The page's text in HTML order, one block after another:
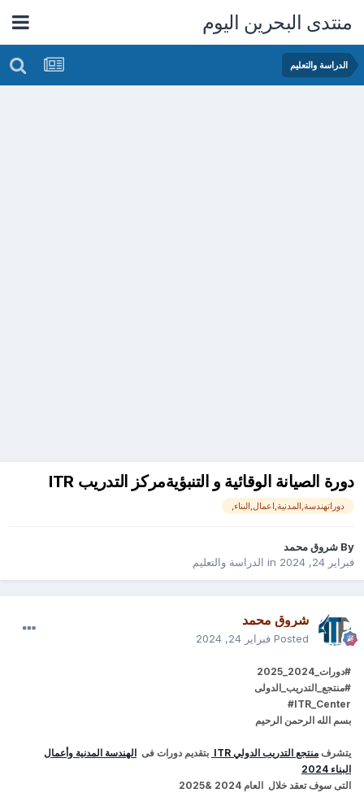
منتدى البحرين اليوم
الدراسة والتعليم
دورة الصيانة الوقائية و التنبؤيةمركز التدريب ITR
دوراتهندسة,المدنية,اعمال,البناء,
By شروق محمد
فبراير 24, 2024
in الدراسة والتعليم
شروق محمد
Posted فبراير 24, 2024
#دورات_2024_2025
#منتجع_التدريب_الدولى
#ITR_Center
بسم الله الرحمن الرحيم
يتشرف منتجع التدريب الدولي ITR بتقديم دورات فى الهندسة المدنية وأعمال
البناء 2024
التى سوف تعقد خلال العام 2024
&
2025